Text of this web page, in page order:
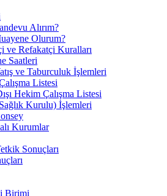
Alırım?
Olurum?
ve Refakatçi Kuralları
Saatleri
ve Taburculuk İşlemleri
Listesi
Hekim Çalışma Listesi
Kurulu) İşlemleri
Kurumlar
Sonuçları
Birimi